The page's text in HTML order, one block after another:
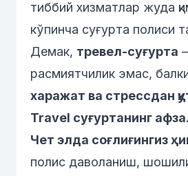
тиббий хизматлар жуда
кўпинча суғурта полиси
Демак, тревел-суғурта
расмиятчилик эмас,
харажат ва стрессдан
Travel суғуртанинг
Чет элда соғлиғингиз
полис даволаниш,